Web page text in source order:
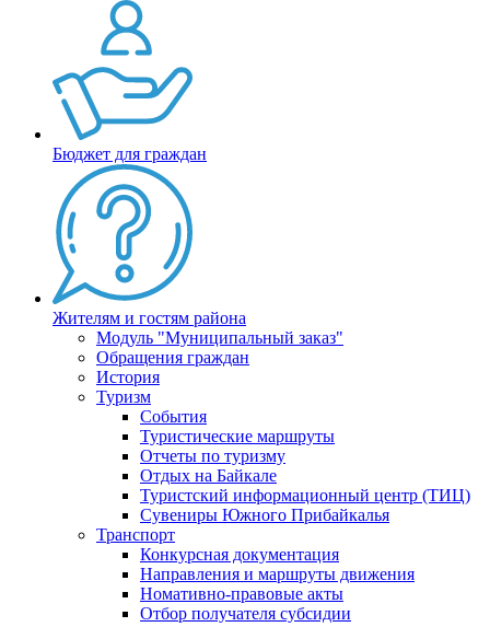
Бюджет для граждан
Жителям и гостям района
Модуль "Муниципальный заказ"
Обращения граждан
История
Туризм
События
Туристические маршруты
Отчеты по туризму
Отдых на Байкале
Туристский информационный центр (ТИЦ)
Сувениры Южного Прибайкалья
Транспорт
Конкурсная документация
Направления и маршруты движения
Номативно-правовые акты
Отбор получателя субсидии